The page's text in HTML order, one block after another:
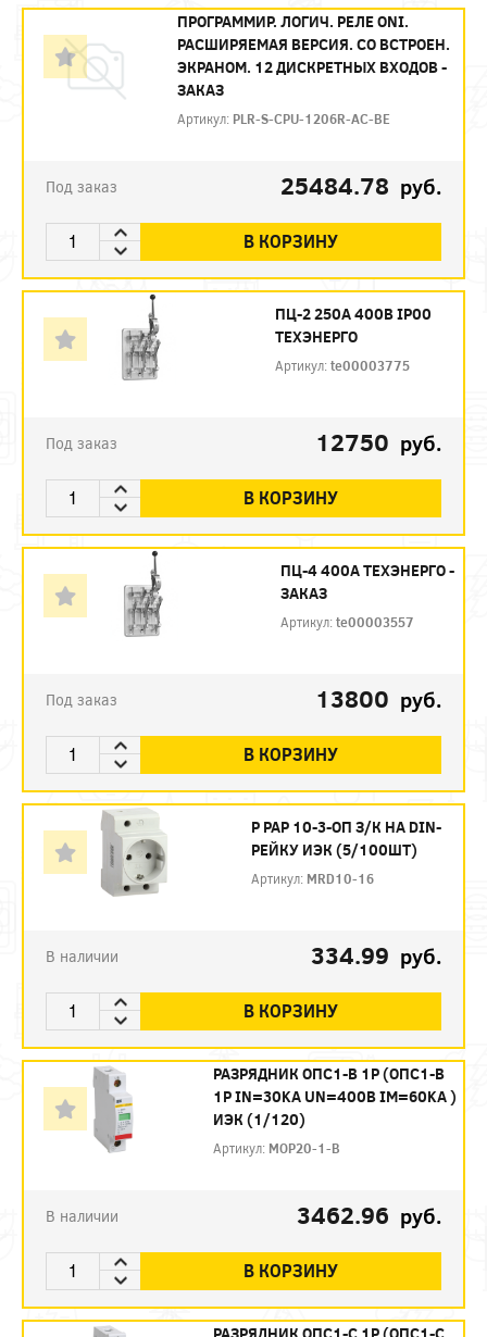
ПРОГРАММИР. ЛОГИЧ. РЕЛЕ ONI.
РАСШИРЯЕМАЯ ВЕРСИЯ. СО ВСТРОЕН.
ЭКРАНОМ. 12 ДИСКРЕТНЫХ ВХОДОВ -
ЗАКАЗ
Артикул: PLR-S-CPU-1206R-AC-BE
Под заказ 25484.78 руб.
В КОРЗИНУ
ПЦ-2 250А 400В IP00
ТЕХЭНЕРГО
Артикул:te00003775
Под заказ 12750 руб.
В КОРЗИНУ
ПЦ-4 400А ТЕХЭНЕРГО -
ЗАКАЗ
Артикул:te00003557
Под заказ 13800 руб.
В КОРЗИНУ
Р РАР 10-3-ОП З/К НА DIN-
РЕЙКУ ИЭК (5/100ШТ)
Артикул: MRD10-16
В наличии 334.99 руб.
В КОРЗИНУ
РАЗРЯДНИК ОПС1-B 1Р (ОПС1-B
1Р IN=30KA UN=400B IM=60KA )
ИЭК (1/120)
Артикул: MOP20-1-B
В наличии 3462.96 руб.
В КОРЗИНУ